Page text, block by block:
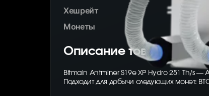
Хешрейт
Монеты
Описание товара
Bitmain Antminer S19e XP Hydro 251 Th/s —
Подходит для добычи следующих монет: